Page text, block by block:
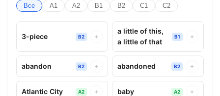
Все A1 A2 B1 B2 C1 C2
3-piece B2 +
a little of this,
a little of that
B1 +
abandon B2 + abandoned B2 +
Atlantic City A2 + baby A2 +